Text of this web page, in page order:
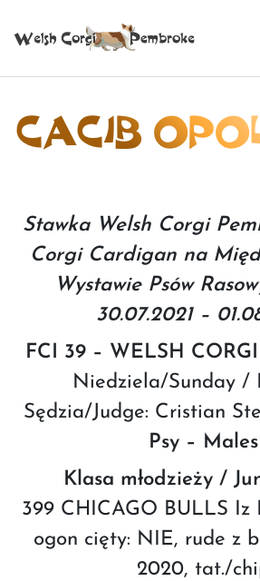
CACIB
Stawka Welsh Corgi
Corgi Cardigan na
Wystawie Psów
30.07.2021 –
FCI 39 – WELSH
Niedziela/Sunday /
Sędzia/Judge: Cristian
Psy – Males
Klasa młodzieży /
399 CHICAGO BULLS Iz
ogon cięty: NIE, rude z
2020, tat./